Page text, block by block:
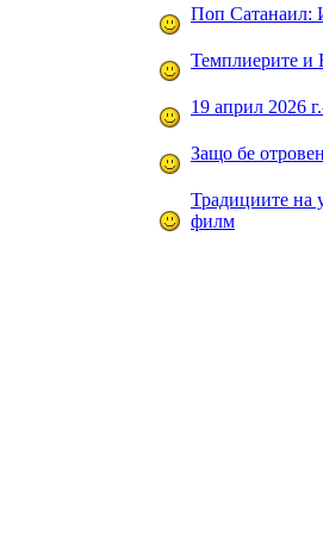
Поп Сатанаил:
Темплиерите и
19 април 2026
Защо бе
Традициите на
филм